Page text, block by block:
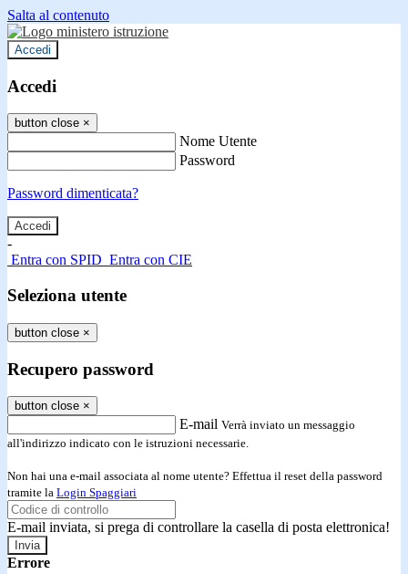
Salta al contenuto
Accedi
Accedi
button close ×
Nome Utente
Password
Password dimenticata?
-
Entra con SPID Entra con CIE
Seleziona utente
button close ×
Recupero password
button close ×
E-mail Verrà inviato un messaggio
all'indirizzo indicato con le istruzioni necessarie.
Non hai una e-mail associata al nome utente? Effettua il reset della password
tramite la Login Spaggiari
E-mail inviata, si prega di controllare la casella di posta elettronica!
Errore